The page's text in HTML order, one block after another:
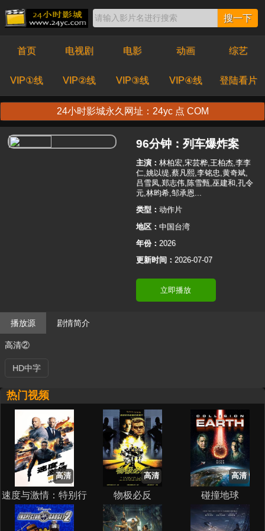
搜一下
首页 电视剧 电影 动画 综艺
VIP①线 VIP②线 VIP③线 VIP④线 登陆看片
24小时影城永久网址：24yc 点 COM
96分钟：列车爆炸案
主演：林柏宏,宋芸桦,王柏杰,李李
仁,姚以缇,蔡凡熙,李铭忠,黄奇斌,
吕雪凤,郑志伟,陈雪甄,巫建和,孔令
元,林昀希,邹承恩...
类型：动作片
地区：中国台湾
年份： 2026
更新时间：2026-07-07
立即播放
播放源 剧情简介
高清②
HD中字
热门视频
高清
速度与激情：特别行
动
高清
物极必反
高清
碰撞地球